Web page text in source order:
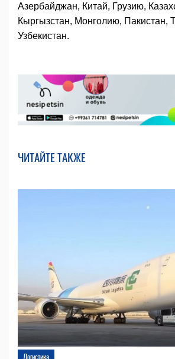
Азербайджан, Китай, Грузию,
Кыргызстан, Монголию, Пакистан,
Узбекистан.
ЧИТАЙТЕ ТАКЖЕ
Логистика